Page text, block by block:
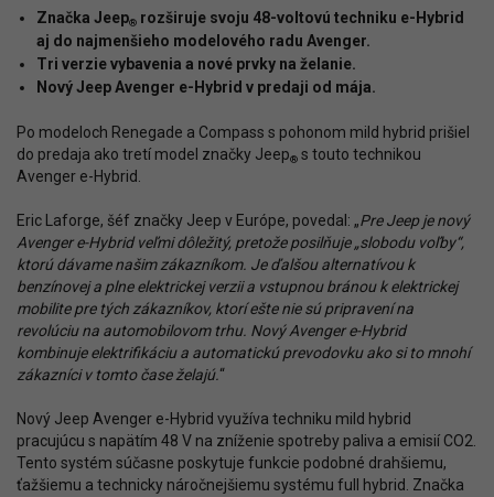
Značka Jeep® rozširuje svoju 48-voltovú techniku e-Hybrid
aj do najmenšieho modelového radu Avenger.
Tri verzie vybavenia a nové prvky na želanie.
Nový Jeep Avenger e-Hybrid v predaji od mája.
Po modeloch Renegade a Compass s pohonom mild hybrid prišiel
do predaja ako tretí model značky Jeep® s touto technikou
Avenger e-Hybrid.
Eric Laforge, šéf značky Jeep v Európe, povedal: „Pre Jeep je nový
Avenger e-Hybrid veľmi dôležitý, pretože posilňuje „slobodu voľby“,
ktorú dávame našim zákazníkom. Je ďalšou alternatívou k
benzínovej a plne elektrickej verzii a vstupnou bránou k elektrickej
mobilite pre tých zákazníkov, ktorí ešte nie sú pripravení na
revolúciu na automobilovom trhu. Nový Avenger e-Hybrid
kombinuje elektrifikáciu a automatickú prevodovku ako si to mnohí
zákazníci v tomto čase želajú. “
Nový Jeep Avenger e-Hybrid využíva techniku mild hybrid
pracujúcu s napätím 48 V na zníženie spotreby paliva a emisií CO2.
Tento systém súčasne poskytuje funkcie podobné drahšiemu,
ťažšiemu a technicky náročnejšiemu systému full hybrid. Značka